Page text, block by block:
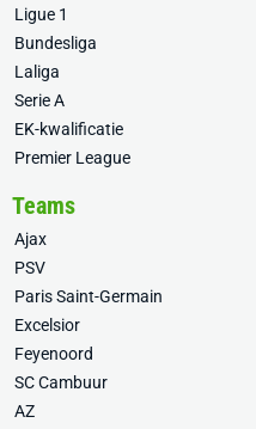
Ligue 1
Bundesliga
Laliga
Serie A
EK-kwalificatie
Premier League
Teams
Ajax
PSV
Paris Saint-Germain
Excelsior
Feyenoord
SC Cambuur
AZ